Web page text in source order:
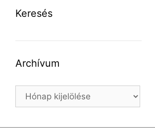
Keresés
Archívum
Archívum